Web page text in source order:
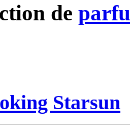
de
Starsun